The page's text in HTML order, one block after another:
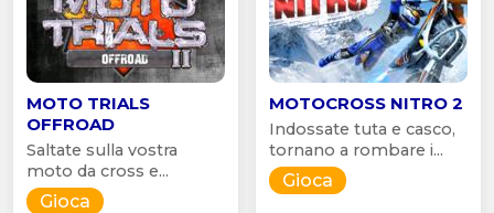
MOTO TRIALS
OFFROAD
Saltate sulla vostra
moto da cross e...
Gioca
MOTOCROSS NITRO 2
Indossate tuta e casco,
tornano a rombare i...
Gioca